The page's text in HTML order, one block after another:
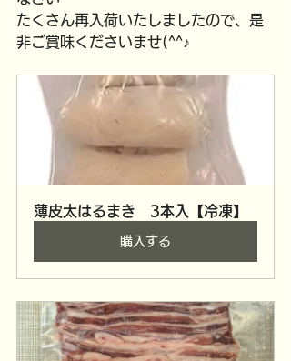
たくさん再入荷いたしましたので、是
非ご賞味くださいませ(^^♪
薄皮太はるまき　3本入【冷凍】
購入する